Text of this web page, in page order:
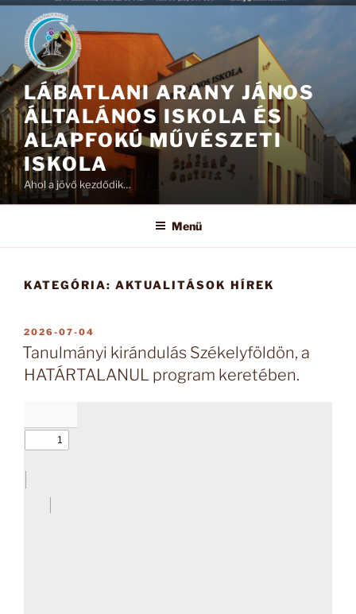
Tartalomhoz
LÁBATLANI ARANY JÁNOS
ÁLTALÁNOS ISKOLA ÉS
ALAPFOKÚ MŰVÉSZETI
ISKOLA
Ahol a jövő kezdődik…
Menü
KATEGÓRIA: AKTUALITÁSOK HÍREK
BEKÜLDVE:
2026-07-04
Tanulmányi kirándulás Székelyföldön, a
HATÁRTALANUL program keretében.